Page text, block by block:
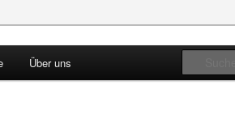
Über uns